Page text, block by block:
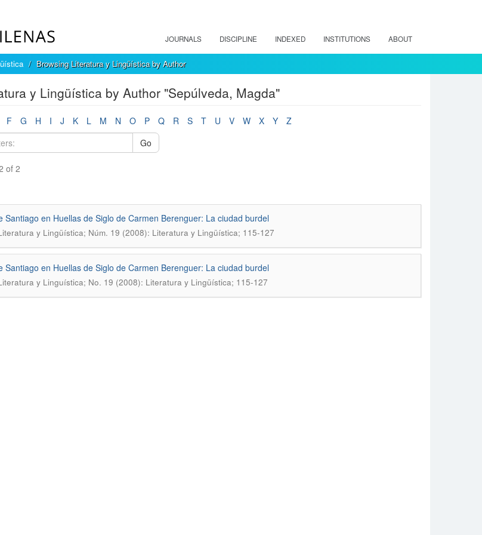
JOURNALS DISCIPLINE INDEXED INSTITUTIONS ABOUT
Browsing Literatura y Lingüística by Author
y Lingüística by Author "Sepúlveda, Magda"
F G H I J K L M N O P Q R S T U V W X Y
Z
Go
of 2
Santiago en Huellas de Siglo de Carmen Berenguer: La ciudad burdel
y Lingüística; Núm. 19 (2008): Literatura y Lingüística; 115-127
Santiago en Huellas de Siglo de Carmen Berenguer: La ciudad burdel
y Linguí­stica; No. 19 (2008): Literatura y Lingüística; 115-127